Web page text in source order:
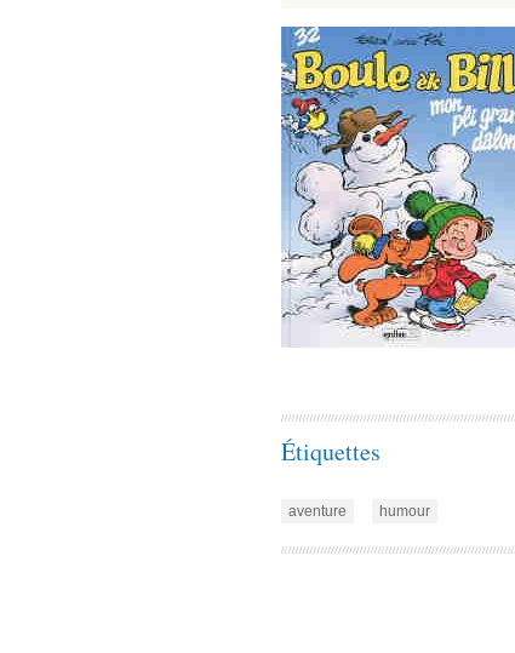
Étiquettes
aventure humour